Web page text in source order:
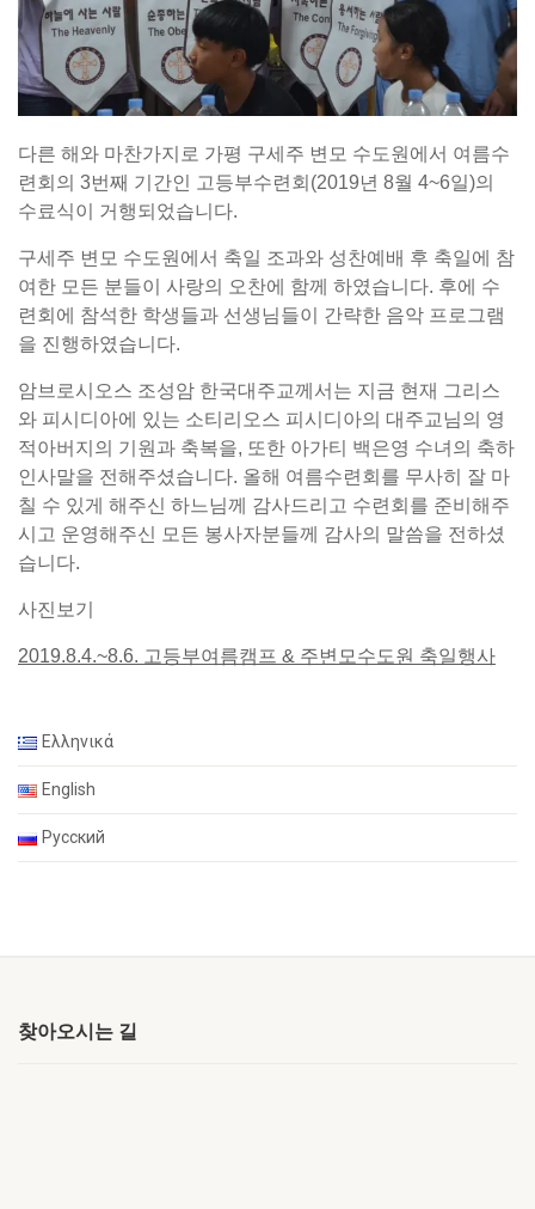
다른 해와 마찬가지로 가평 구세주 변모 수도원에서 여름수
련회의 3번째 기간인 고등부수련회(2019년 8월 4~6일)의
수료식이 거행되었습니다.
구세주 변모 수도원에서 축일 조과와 성찬예배 후 축일에 참
여한 모든 분들이 사랑의 오찬에 함께 하였습니다. 후에 수
련회에 참석한 학생들과 선생님들이 간략한 음악 프로그램
을 진행하였습니다.
암브로시오스 조성암 한국대주교께서는 지금 현재 그리스
와 피시디아에 있는 소티리오스 피시디아의 대주교님의 영
적아버지의 기원과 축복을, 또한 아가티 백은영 수녀의 축하
인사말을 전해주셨습니다. 올해 여름수련회를 무사히 잘 마
칠 수 있게 해주신 하느님께 감사드리고 수련회를 준비해주
시고 운영해주신 모든 봉사자분들께 감사의 말씀을 전하셨
습니다.
사진보기
2019.8.4.~8.6. 고등부여름캠프 & 주변모수도원 축일행사
Ελληνικά
English
Русский
찾아오시는 길